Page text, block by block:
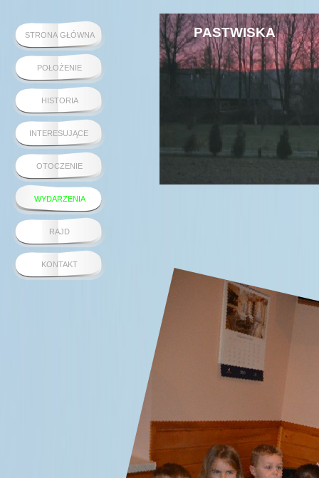
PASTWISKA
STRONA GŁÓWNA
POŁOŻENIE
HISTORIA
INTERESUJĄCE
OTOCZENIE
WYDARZENIA
RAJD
KONTAKT